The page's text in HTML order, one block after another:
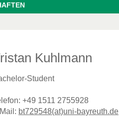
Kuhlmann
Student
+49 1511 2755928
bt729548(at)uni-bayreuth.de